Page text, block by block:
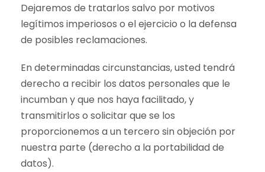
Dejaremos de tratarlos salvo por motivos
legítimos imperiosos o el ejercicio o la defensa
de posibles reclamaciones.
En determinadas circunstancias, usted tendrá
derecho a recibir los datos personales que le
incumban y que nos haya facilitado, y
transmitirlos o solicitar que se los
proporcionemos a un tercero sin objeción por
nuestra parte (derecho a la portabilidad de
datos).